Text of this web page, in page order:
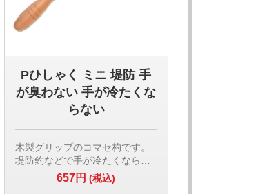
Pひしゃく ミニ 堤防 手
が臭わない 手が冷たくな
らない
木製グリップのコマセ杓です。
堤防釣などで手が冷たくならず
便利です。船釣りでアミコマセ
のカゴ詰め用としても使えま
657円(税込)